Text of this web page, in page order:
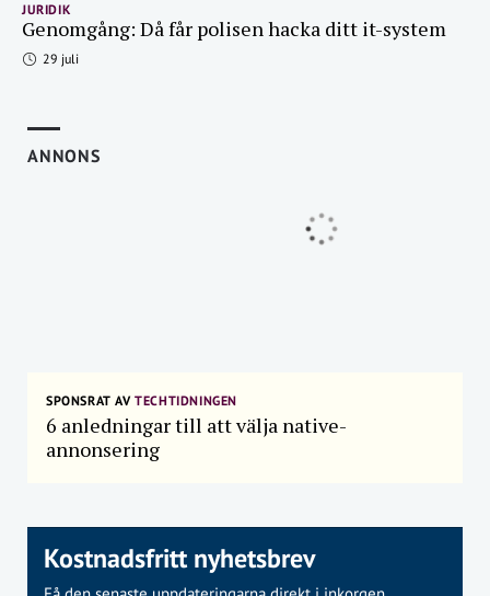
JURIDIK
Genomgång: Då får polisen hacka ditt it-system
29 juli
ANNONS
SPONSRAT AVTECHTIDNINGEN
6 anledningar till att välja native-
annonsering
Kostnadsfritt nyhetsbrev